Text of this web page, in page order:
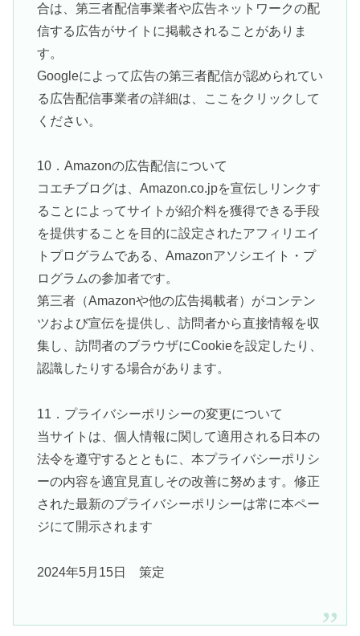
合は、第三者配信事業者や広告ネットワークの配
信する広告がサイトに掲載されることがありま
す。
Googleによって広告の第三者配信が認められてい
る広告配信事業者の詳細は、ここをクリックして
ください。
10．Amazonの広告配信について
コエチブログは、Amazon.co.jpを宣伝しリンクす
ることによってサイトが紹介料を獲得できる手段
を提供することを目的に設定されたアフィリエイ
トプログラムである、Amazonアソシエイト・プ
ログラムの参加者です。
第三者（Amazonや他の広告掲載者）がコンテン
ツおよび宣伝を提供し、訪問者から直接情報を収
集し、訪問者のブラウザにCookieを設定したり、
認識したりする場合があります。
11．プライバシーポリシーの変更について
当サイトは、個人情報に関して適用される日本の
法令を遵守するとともに、本プライバシーポリシ
ーの内容を適宜見直しその改善に努めます。修正
された最新のプライバシーポリシーは常に本ペー
ジにて開示されます
2024年5月15日 策定